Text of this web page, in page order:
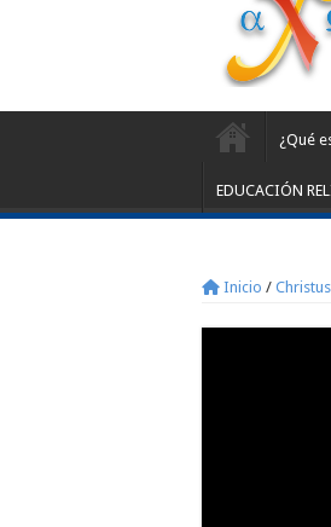
¿Qué
EDUCACIÓN
Inicio /